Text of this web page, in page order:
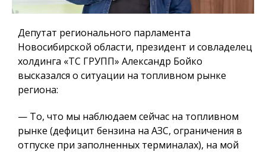
Депутат регионального парламента
Новосибирской области, президент и совладелец
холдинга «ТС ГРУПП» Александр Бойко
высказался о ситуации на топливном рынке
региона:
— То, что мы наблюдаем сейчас на топливном
рынке (дефицит бензина на АЗС, ограничения в
отпуске при заполненных терминалах), на мой